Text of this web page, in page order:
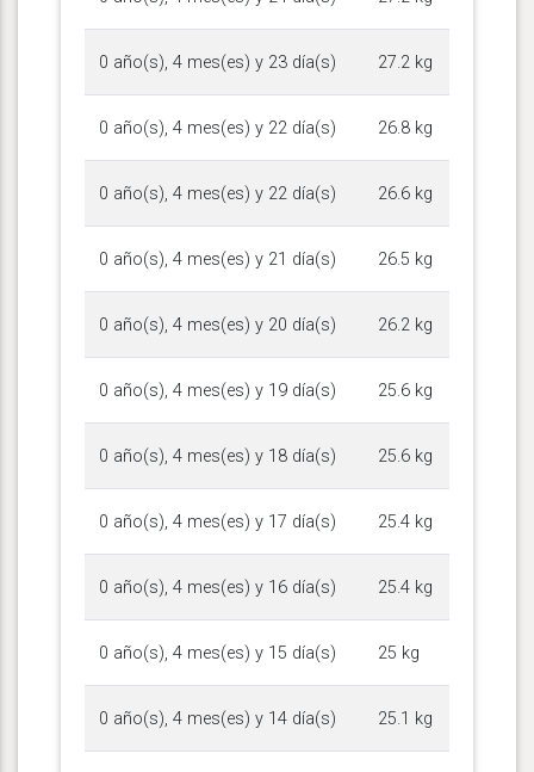
0 año(s), 4 mes(es) y 23 día(s) 27.2 kg
0 año(s), 4 mes(es) y 22 día(s) 26.8 kg
0 año(s), 4 mes(es) y 22 día(s) 26.6 kg
0 año(s), 4 mes(es) y 21 día(s) 26.5 kg
0 año(s), 4 mes(es) y 20 día(s) 26.2 kg
0 año(s), 4 mes(es) y 19 día(s) 25.6 kg
0 año(s), 4 mes(es) y 18 día(s) 25.6 kg
0 año(s), 4 mes(es) y 17 día(s) 25.4 kg
0 año(s), 4 mes(es) y 16 día(s) 25.4 kg
0 año(s), 4 mes(es) y 15 día(s) 25 kg
0 año(s), 4 mes(es) y 14 día(s) 25.1 kg